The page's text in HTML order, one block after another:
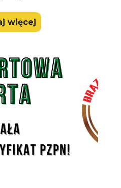
więcej